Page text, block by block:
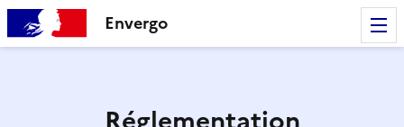
Envergo